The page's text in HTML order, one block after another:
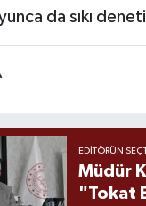
da sıkı
EDITÖRÜN
Müdür
"Tokat